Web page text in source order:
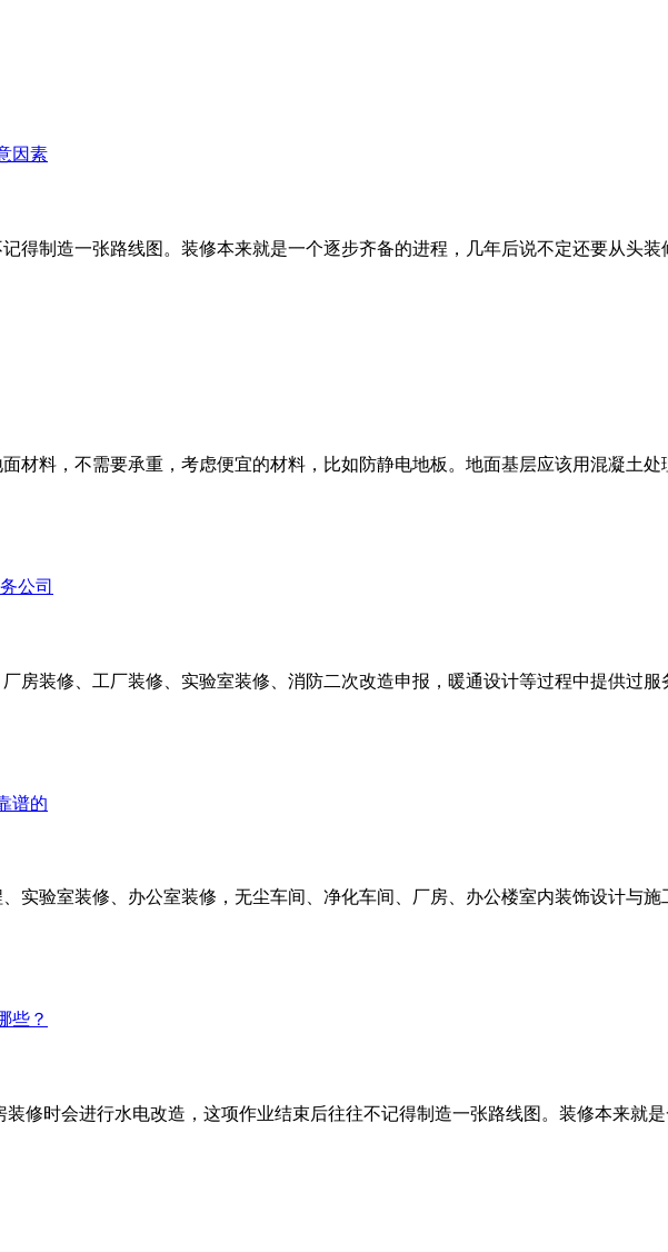
得制造一张路线图。装修本来就是一个逐步齐备的进程，几年后说不定还要从头
材料，不需要承重，考虑便宜的材料，比如防静电地板。地面基层应该用混凝土
房装修、工厂装修、实验室装修、消防二次改造申报，暖通设计等过程中提供过
实验室装修、办公室装修，无尘车间、净化车间、厂房、办公楼室内装饰设计与
修时会进行水电改造，这项作业结束后往往不记得制造一张路线图。装修本来就